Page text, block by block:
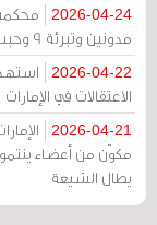
2026-04-24
مدونين وتبرئة 9 وحبس 18 متهماً بالتعاطف مع إيران
2026-04-22
الاعتقالات في الإمارات
2026-04-21
مكوّن من أعضاء
يطال الشيعة